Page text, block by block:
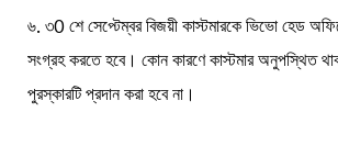
৬.৩0শেসেপ্টেম্বরবিজয়ীকাস্টমারকেভিভোহেড
সংগ্রহকরতেহবে। কোনকারণেকাস্টমারঅনুপস্থিত
পুরস্কারটিপ্রদানকরাহবেনা।